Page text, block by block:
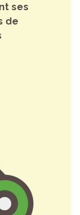
ses
de